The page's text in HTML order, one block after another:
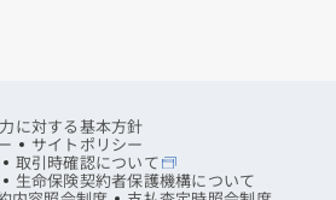
に対する基本方針
サイトポリシー
取引時確認について
生命保険契約者保護機構について